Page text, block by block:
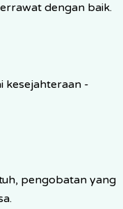
dengan baik.
kesejahteraan -
pengobatan yang